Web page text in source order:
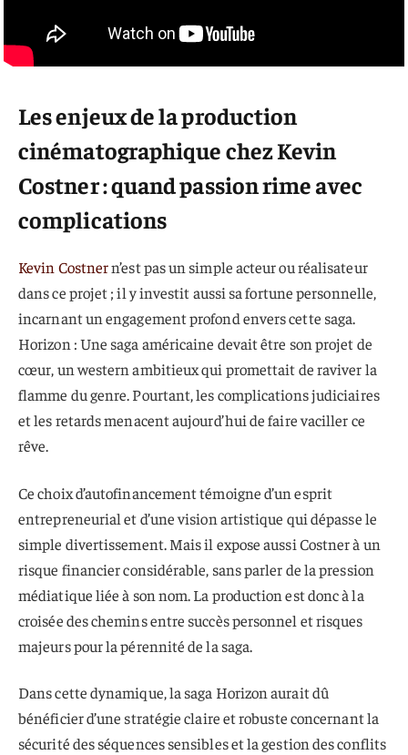
Les enjeux de laproduction
cinématographiquechez Kevin
Costner : quand passion rime avec
complications
Kevin Costnern’est pas un simple acteur ou réalisateur
dans ce projet ; il y investit aussi sa fortune personnelle,
incarnant un engagement profond envers cette saga.
Horizon : Une saga américaine devait être son projet de
cœur, un western ambitieux qui promettait de raviver la
flamme du genre. Pourtant, les complications judiciaires
et les retards menacent aujourd’hui de faire vaciller ce
rêve.
Ce choix d’autofinancement témoigne d’un esprit
entrepreneurial et d’une vision artistique qui dépasse le
simple divertissement. Mais il expose aussi Costner à un
risque financier considérable, sans parler de la pression
médiatique liée à son nom. La production est donc à la
croisée des chemins entre succès personnel et risques
majeurs pour la pérennité de la saga.
Dans cette dynamique, la saga Horizon aurait dû
bénéficier d’une stratégie claire et robuste concernant la
sécurité des séquences sensibles et la gestion des conflits